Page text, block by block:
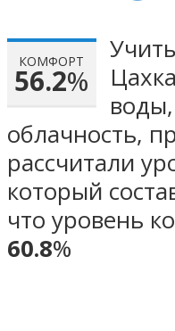
КОМФОРТ
56.2%
облачность,
рассчитали
который
что уровень
60.8%